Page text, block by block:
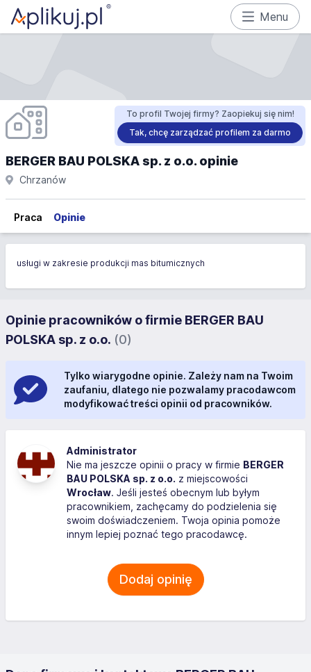
Menu
To profil Twojej firmy? Zaopiekuj się nim!
Tak, chcę zarządzać profilem za darmo
BERGER BAU POLSKA sp. z o.o. opinie
Chrzanów
Praca Opinie
usługi w zakresie produkcji mas bitumicznych
Opinie pracowników o firmie BERGER BAU
POLSKA sp. z o.o. (0)
Tylko wiarygodne opinie. Zależy nam na Twoim
zaufaniu, dlatego nie pozwalamy pracodawcom
modyfikować treści opinii od pracowników.
Administrator
Nie ma jeszcze opinii o pracy w firmie BERGER
BAU POLSKA sp. z o.o. z miejscowości
Wrocław. Jeśli jesteś obecnym lub byłym
pracownikiem, zachęcamy do podzielenia się
swoim doświadczeniem. Twoja opinia pomoże
innym lepiej poznać tego pracodawcę.
Dodaj opinię